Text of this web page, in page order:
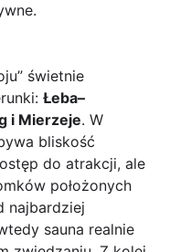
świetnie
Łeba–
i Mierzeje. W
bliskość
do atrakcji, ale
położonych
najbardziej
sauna realnie